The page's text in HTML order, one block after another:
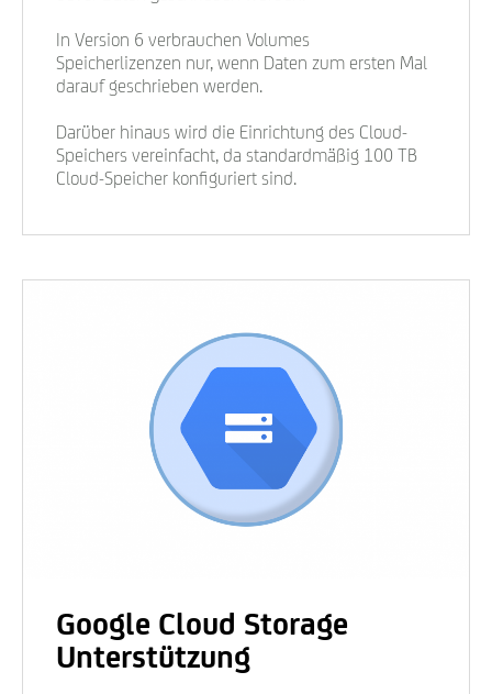
In Version 6 verbrauchen Volumes
Speicherlizenzen nur, wenn Daten zum ersten Mal
darauf geschrieben werden.
Darüber hinaus wird die Einrichtung des Cloud-
Speichers vereinfacht, da standardmäßig 100 TB
Cloud-Speicher konfiguriert sind.
Google Cloud Storage
Unterstützung